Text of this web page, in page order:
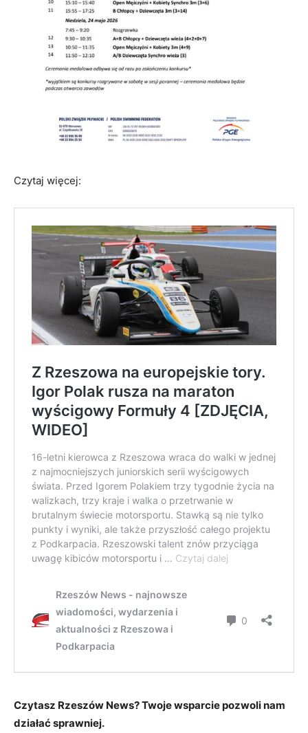
Czytaj więcej:
Czytasz Rzeszów News? Twoje wsparcie pozwoli nam
działać sprawniej.